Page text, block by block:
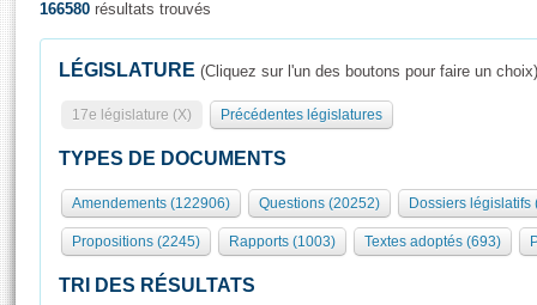
Présidence
577 députés
Groupes politiques
Séance publique
Commissions et autres organes
Europe et International
Rôle et pouvoirs de l'Assemblée
Organisation de l'Assemblée
Présidence Conférence des Présidents Bureau Collège des
Visiter l'Assemblée
Visite virtuelle du palais Bourbon
Assister à une séance
166580 résultats trouvés
LÉGISLATURE (Cliquez sur l'un des boutons pour faire un choix)
17e législature (X) Précédentes législatures
TYPES DE DOCUMENTS
Amendements (122906) Questions (20252) Dossiers législatifs
Propositions (2245) Rapports (1003) Textes adoptés (693)
TRI DES RÉSULTATS